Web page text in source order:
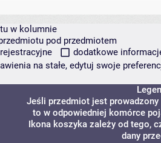
w kolumnie
pod przedmiotem
dodatkowe
na stałe, edytuj swoje
Jeśli przedmiot jest prowadzony
to w odpowiedniej komórce
Ikona koszyka zależy od tego,
dany